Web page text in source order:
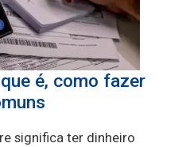
é, como fazer
significa ter dinheiro